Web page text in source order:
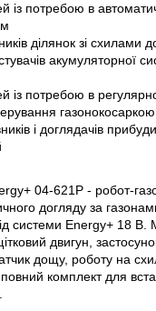
із потребою в
ділянок зі схилами
акумуляторної
із потребою в
газонокосаркою
і доглядачів
04-621P - робот-
догляду за
системи Energy+ 18 В.
двигун,
дощу, роботу на
повний комплект для